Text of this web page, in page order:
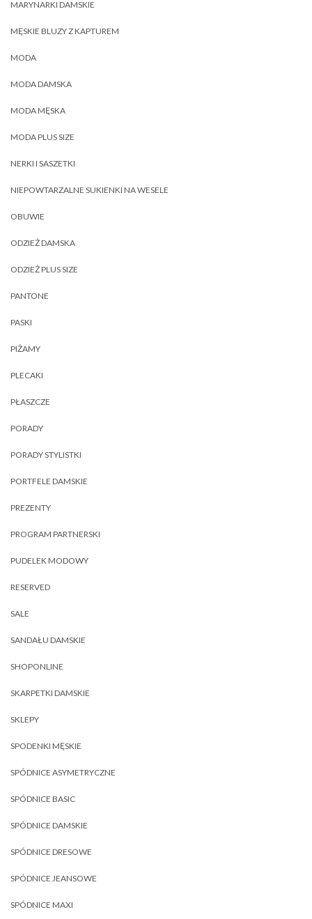
MARYNARKI DAMSKIE
MĘSKIE BLUZY Z KAPTUREM
MODA
MODA DAMSKA
MODA MĘSKA
MODA PLUS SIZE
NERKI I SASZETKI
NIEPOWTARZALNE SUKIENKI NA WESELE
OBUWIE
ODZIEŻ DAMSKA
ODZIEŻ PLUS SIZE
PANTONE
PASKI
PIŻAMY
PLECAKI
PŁASZCZE
PORADY
PORADY STYLISTKI
PORTFELE DAMSKIE
PREZENTY
PROGRAM PARTNERSKI
PUDELEK MODOWY
RESERVED
SALE
SANDAŁU DAMSKIE
SHOPONLINE
SKARPETKI DAMSKIE
SKLEPY
SPODENKI MĘSKIE
SPÓDNICE ASYMETRYCZNE
SPÓDNICE BASIC
SPÓDNICE DAMSKIE
SPÓDNICE DRESOWE
SPÓDNICE JEANSOWE
SPÓDNICE MAXI